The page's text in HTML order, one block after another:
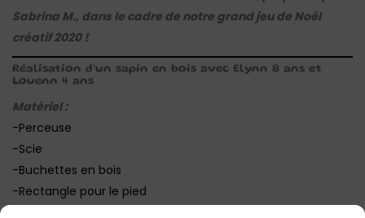
Sabrina M., dans le cadre de notre grand jeu de Noël
créatif 2020 !
Réalisation d’un sapin en bois avec Elynn 8 ans et
Louenn 4 ans
Matériel :
-Perceuse
-Scie
-Buchettes en bois
-Rectangle pour le pied